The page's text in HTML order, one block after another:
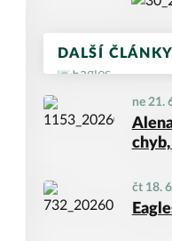
DALŠÍ ČLÁNKY
ne 21.
čt 18.